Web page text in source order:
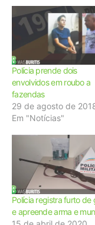
Polícia prende dois
envolvidos em roubo a
fazendas
29 de agosto de
Em "Notícias"
Polícia registra furto de
e apreende arma e